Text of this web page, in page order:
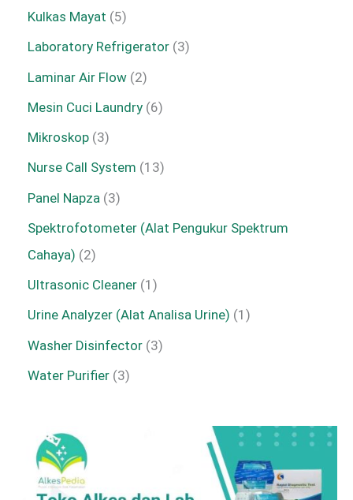
Kulkas Mayat 5
Laboratory Refrigerator 3
Laminar Air Flow 2
Mesin Cuci Laundry 6
Mikroskop 3
Nurse Call System 13
Panel Napza 3
Spektrofotometer (Alat Pengukur Spektrum
Cahaya) 2
Ultrasonic Cleaner 1
Urine Analyzer (Alat Analisa Urine) 1
Washer Disinfector 3
Water Purifier 3